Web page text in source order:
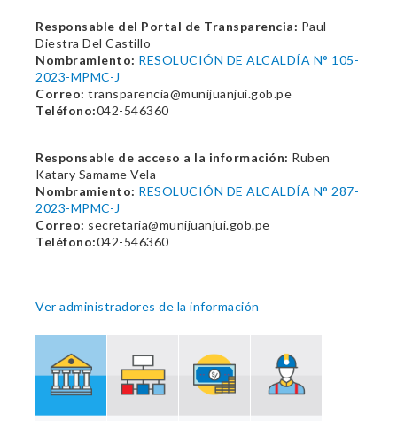
Responsable del Portal de Transparencia: Paul
Diestra Del Castillo
Nombramiento: RESOLUCIÓN DE ALCALDÍA N° 105-
2023-MPMC-J
Correo: transparencia@munijuanjui.gob.pe
Teléfono:042-546360
Responsable de acceso a la información: Ruben
Katary Samame Vela
Nombramiento: RESOLUCIÓN DE ALCALDÍA N° 287-
2023-MPMC-J
Correo: secretaria@munijuanjui.gob.pe
Teléfono:042-546360
Ver administradores de la información